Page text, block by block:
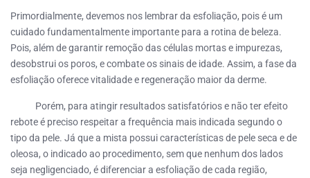
Primordialmente, devemos nos lembrar da esfoliação, pois é um
cuidado fundamentalmente importante para a rotina de beleza.
Pois, além de garantir remoção das células mortas e impurezas,
desobstrui os poros, e combate os sinais de idade. Assim, a fase da
esfoliação oferece vitalidade e regeneração maior da derme.
Porém, para atingir resultados satisfatórios e não ter efeito
rebote é preciso respeitar a frequência mais indicada segundo o
tipo da pele. Já que a mista possui características de pele seca e de
oleosa, o indicado ao procedimento, sem que nenhum dos lados
seja negligenciado, é diferenciar a esfoliação de cada região,